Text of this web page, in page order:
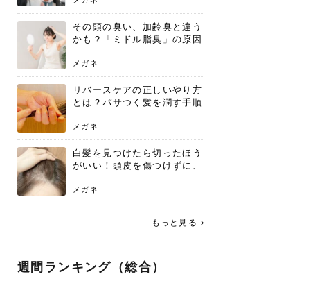
その頭の臭い、加齢臭と違う
かも？「ミドル脂臭」の原因
術
メガネ
リバースケアの正しいやり方
とは？パサつく髪を潤す手順
メガネ
白髪を見つけたら切ったほう
がいい！頭皮を傷つけずに、
メガネ
もっと見る
週間ランキング（総合）